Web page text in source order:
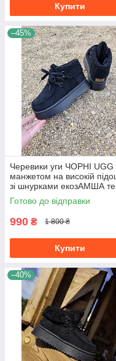
Купити
–45%
Черевики уги ЧОРНІ UGG
манжетом на високій
зі шнурками екозАМША
жіночі зима
Готово до відправки
990 ₴ 1 800 ₴
Купити
–40%